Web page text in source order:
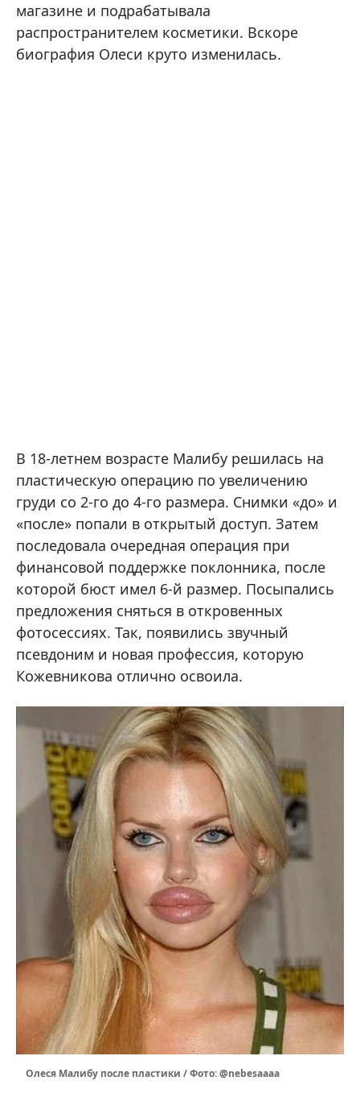
магазине и подрабатывала
распространителем косметики. Вскоре
биография Олеси круто изменилась.
В 18-летнем возрасте Малибу решилась на
пластическую операцию по увеличению
груди со 2-го до 4-го размера. Снимки «до» и
«после» попали в открытый доступ. Затем
последовала очередная операция при
финансовой поддержке поклонника, после
которой бюст имел 6-й размер. Посыпались
предложения сняться в откровенных
фотосессиях. Так, появились звучный
псевдоним и новая профессия, которую
Кожевникова отлично освоила.
Олеся Малибу после пластики / Фото: @nebesaaaa